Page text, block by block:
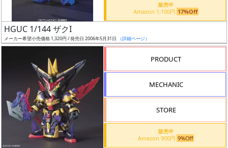
況
売
開
始
販売中
Amazon 1,100円 17%Off
HGUC 1/144 ザクI
メーカー希望小売価格 1,320円 / 発売日 2006年5月31日 （詳細ページ）
PRODUCT
MECHANIC
STORE
販売中
Amazon 900円 9%Off